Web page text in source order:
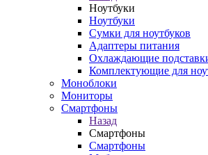
Ноутбуки
Ноутбуки
Сумки для ноутбуков
Адаптеры питания
Охлаждающие
Комплектующие для
Моноблоки
Мониторы
Смартфоны
Назад
Смартфоны
Смартфоны